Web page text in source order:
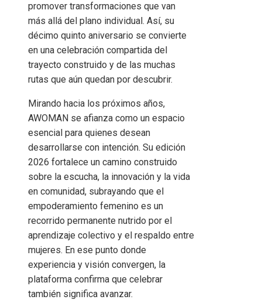
promover transformaciones que van
más allá del plano individual. Así, su
décimo quinto aniversario se convierte
en una celebración compartida del
trayecto construido y de las muchas
rutas que aún quedan por descubrir.
Mirando hacia los próximos años,
AWOMAN se afianza como un espacio
esencial para quienes desean
desarrollarse con intención. Su edición
2026 fortalece un camino construido
sobre la escucha, la innovación y la vida
en comunidad, subrayando que el
empoderamiento femenino es un
recorrido permanente nutrido por el
aprendizaje colectivo y el respaldo entre
mujeres. En ese punto donde
experiencia y visión convergen, la
plataforma confirma que celebrar
también significa avanzar.